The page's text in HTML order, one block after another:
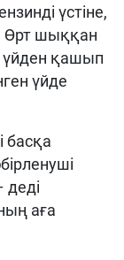
үстіне,
Өрт шыққан
үйден қашып
үйде
басқа
аға